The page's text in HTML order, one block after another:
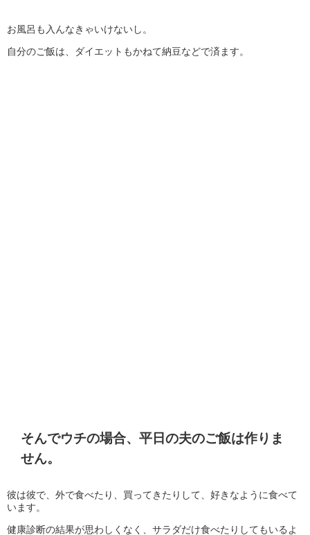
お風呂も入んなきゃいけないし。
自分のご飯は、ダイエットもかねて納豆などで済ます。
そんでウチの場合、 平日の夫のご飯は作りま
せん。
彼は彼で、外で食べたり、買ってきたりして、好きなように食べて
います。
健康診断の結果が思わしくなく、サラダだけ食べたりしてもいるよ